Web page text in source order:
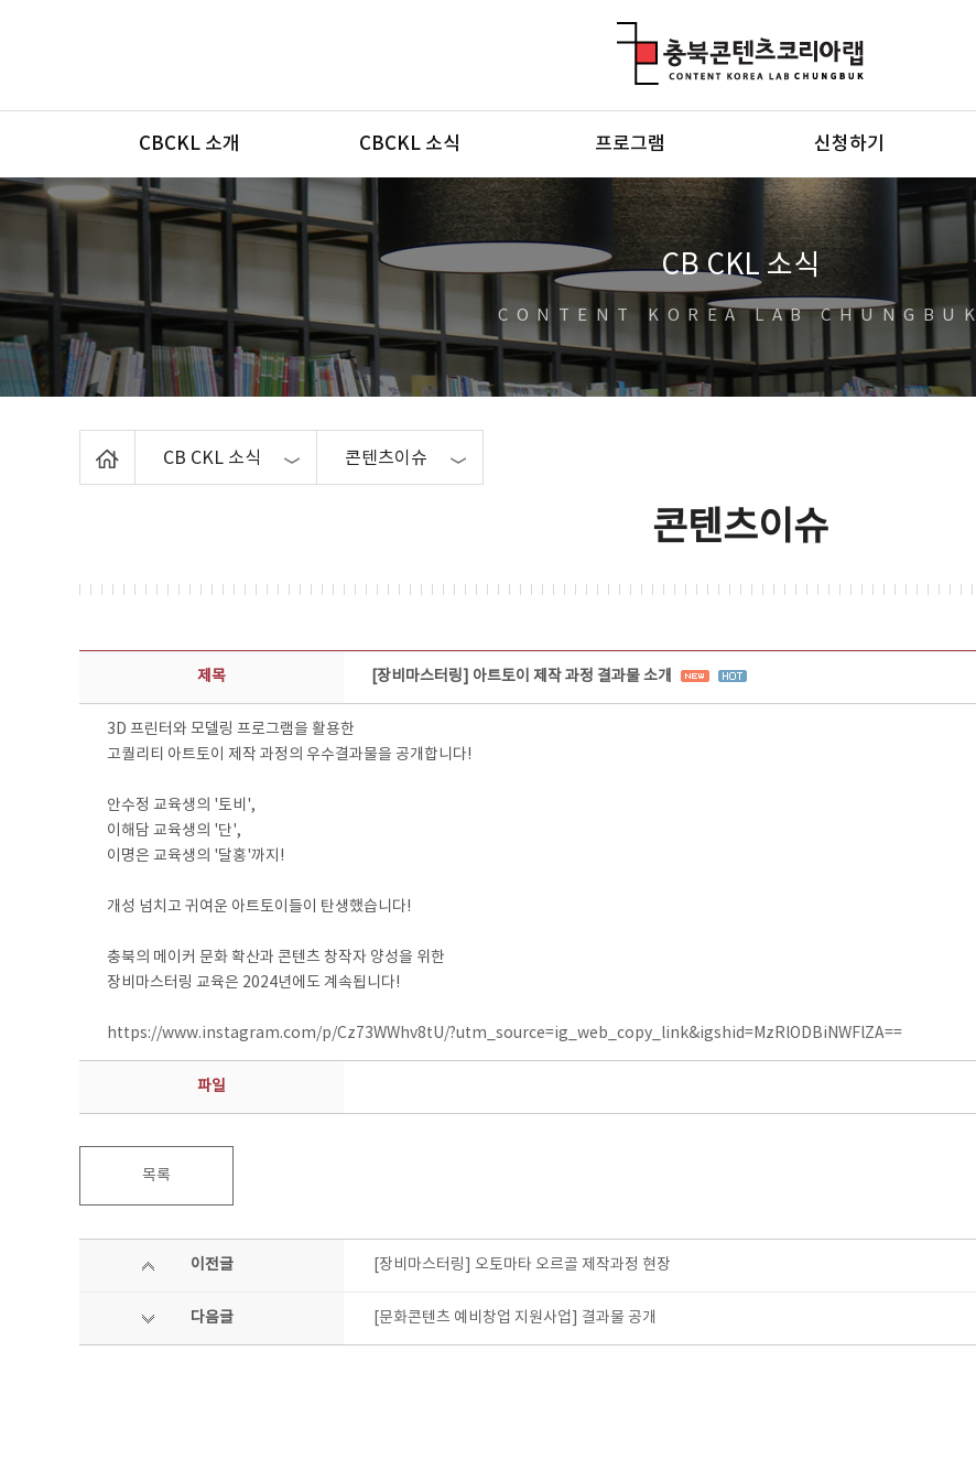
메뉴
CBCKL 소개 CBCKL 소식 프로그램 신청하기
CB CKL 소식
CONTENT KOREA LAB CHUNGBUK
CB CKL 소식 콘텐츠이슈
콘텐츠이슈
콘텐츠이슈 상세보기 - 제목, 담당부서, 담당자, 담당연락처, 내용, 첨부파일 정보 제공
제목 [장비마스터링] 아트토이 제작 과정 결과물 소개
3D 프린터와 모델링 프로그램을 활용한
고퀄리티 아트토이 제작 과정의 우수결과물을 공개합니다!
안수정 교육생의 '토비',
이해담 교육생의 '단',
이명은 교육생의 '달홍'까지!
개성 넘치고 귀여운 아트토이들이 탄생했습니다!
충북의 메이커 문화 확산과 콘텐츠 창작자 양성을 위한
장비마스터링 교육은 2024년에도 계속됩니다!
https://www.instagram.com/p/Cz73WWhv8tU/?utm_source=ig_web_copy_link&igshid=MzRlODBiNWFlZA==
파일
목록
이전글 [장비마스터링] 오토마타 오르골 제작과정 현장
다음글 [문화콘텐츠 예비창업 지원사업] 결과물 공개